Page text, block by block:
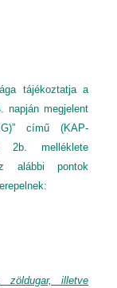
tájékoztatja a
napján megjelent
című (KAP-
2b. melléklete
alábbi pontok
zöldugar, illetve